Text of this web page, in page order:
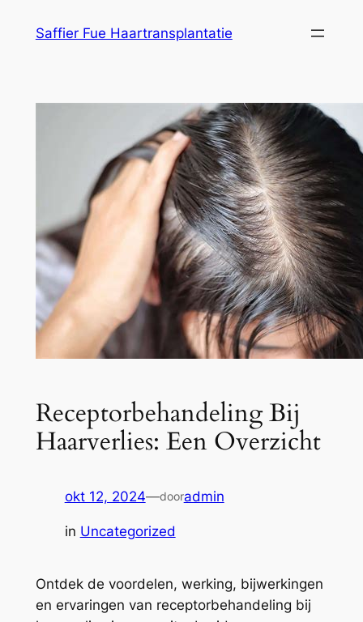
Saffier Fue Haartransplantatie
Receptorbehandeling Bij
Haarverlies: Een Overzicht
okt 12, 2024—dooradmin
in Uncategorized
Ontdek de voordelen, werking, bijwerkingen
en ervaringen van receptorbehandeling bij